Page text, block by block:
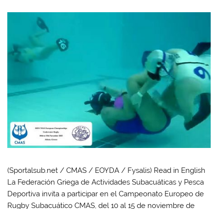
(Sportalsub.net / CMAS / EOYDA / Fysalis) Read in English
La Federación Griega de Actividades Subacuáticas y Pesca
Deportiva invita a participar en el Campeonato Europeo de
Rugby Subacuático CMAS, del 10 al 15 de noviembre de